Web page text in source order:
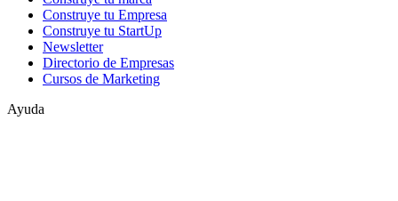
Construye tu Empresa
Construye tu StartUp
Newsletter
Directorio de Empresas
Cursos de Marketing
Ayuda